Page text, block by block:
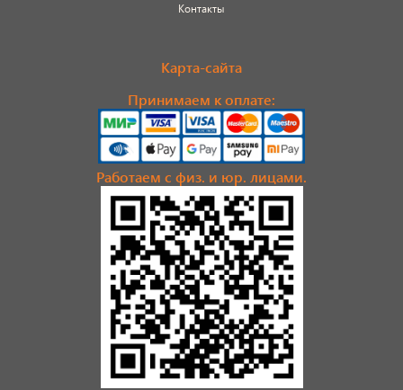
Контакты
Карта-сайта
Принимаем к оплате:
Работаем с физ. и юр. лицами.